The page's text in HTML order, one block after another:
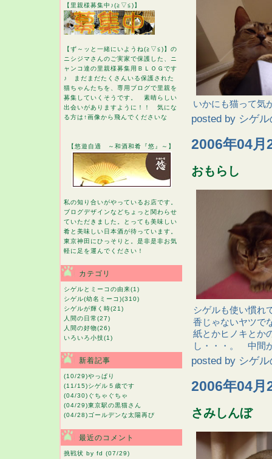
【里親様募集中♪(≧▽≦)】
【ず～ッと一緒にいようね(≧▽≦)】の
ニシジマさんのご実家で保護した、ニ
ャンコ達の里親様募集用ＢＬＯＧです
♪ まだまだたくさんいる保護された
猫ちゃんたちを、専用ブログで里親を
募集していくそうです。 素晴らしい
出会いがありますように！！ 気にな
る方は↑画像から飛んでくださいな
【悠遊自適 ～和酒和肴『悠』～】
私の知り合いがやっているお店です。
ブログデザインなどちょっと関わらせ
ていただきました。とっても美味しい
肴と美味しい日本酒が待っています。
東京神田にひっそりと。是非是非お気
軽に足を運んでください！
カテゴリ
シゲルとミーコの由来(1)
シゲル(幼名ミーコ)(310)
シゲルが輝く時(21)
人間の日常(27)
人間の好物(26)
いろいろ小技(1)
新着記事
(10/29)やっぱり
(11/15)シゲル５歳です
(04/30) ぐちゃぐちゃ
(04/29)東京駅の黒猫さん
(04/28)ゴールデンな太陽再び
最近のコメント
挑戦状 by fd (07/29)
いかにも猫って気
posted by シゲ
2006年04月
おもらし
シゲルも使い慣れ
香じゃないヤツで
紙とかヒノキとか
し・・・。 中間
posted by シゲ
2006年04月
さみしんぼ